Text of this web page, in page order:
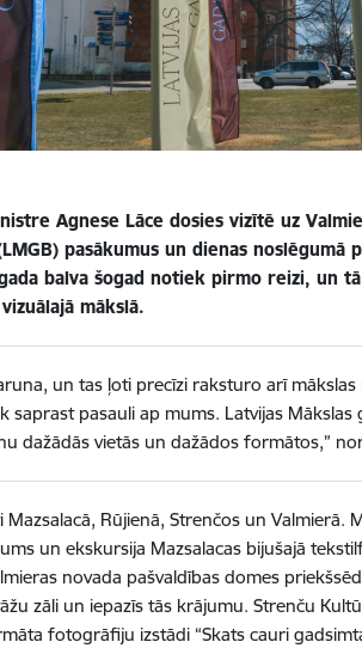
Agnese Lāce dosies vizītē uz
pasākumus un dienas noslēgumā
balva šogad notiek pirmo reizi, un
mākslā.
un tas ļoti precīzi raksturo arī
saprast pasauli ap mums. Latvijas
dažādās vietās un dažādos formātos,”
Rūjienā, Strenčos un Valmierā.
un ekskursija Mazsalacas bijušajā
novada pašvaldības domes
zāli un iepazīs tās krājumu. Strenču
fotogrāfiju izstādi “Skats cauri